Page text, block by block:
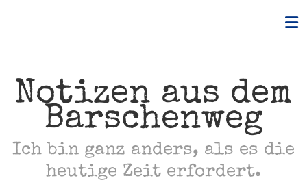
Notizen aus dem
Barschenweg
Ich bin ganz anders, als es die
heutige Zeit erfordert.